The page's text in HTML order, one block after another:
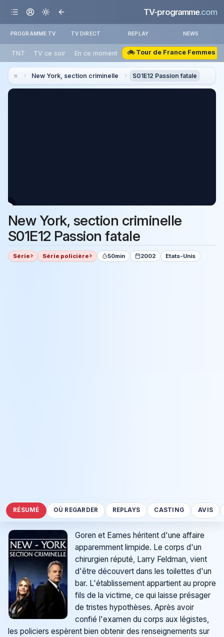
TV-programme.com
PROGRAMME TV TV DIRECT REPLAY NEWS
TNT TV ce soir En ce moment 🚲 Tour de France Femmes
New York, section criminelle S01E12 Passion fatale
New York, section criminelle
S01E12 Passion fatale
Série Série policière 50min 2002 Etats-Unis
RÉSUMÉ OÙ REGARDER REPLAYS CASTING AVIS
Goren et Eames héritent d'une affaire
apparemment limpide. Le corps d'un
chirurgien réputé, Larry Feldman, vient
d'être découvert dans les toilettes d'un
bar. L'établissement appartient au propre
fils de la victime, ce qui laisse présager
de tristes hypothèses. Après avoir
confié l'examen du corps aux légistes,
les policiers espèrent bien obtenir des renseignements sur